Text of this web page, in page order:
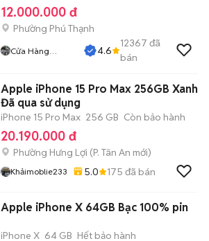
12.000.000 đ
Phường Phú Thạnh
Cửa Hàng
4.6
12367 đã
bán
Apple iPhone 15 Pro Max 256GB Xanh
Đã qua sử dụng
iPhone 15 Pro Max 256 GB Còn bảo hành
20.190.000 đ
Phường Hưng Lợi (P. Tân An mới)
Khảimoblie233 5.0 175 đã bán
Apple iPhone X 64GB Bạc 100% pin
iPhone X 64 GB Hết bảo hành